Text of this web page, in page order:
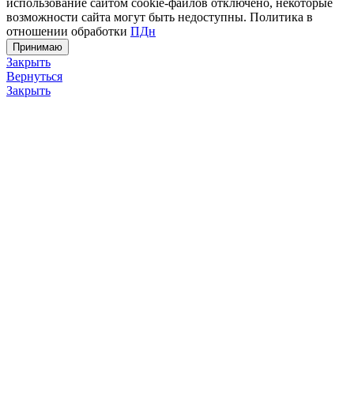
использование сайтом cookie-файлов отключено, некоторые
возможности сайта могут быть недоступны. Политика в
отношении обработки ПДн
Принимаю
Закрыть
Вернуться
Закрыть